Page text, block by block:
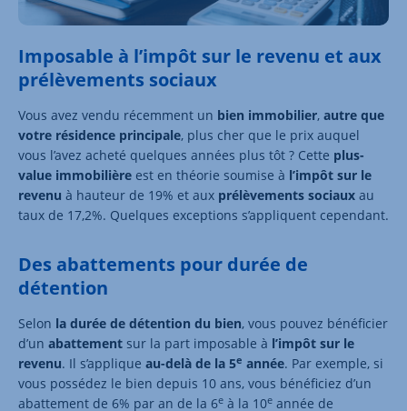
Imposable à l’impôt sur le revenu et aux
prélèvements sociaux
Vous avez vendu récemment un bien immobilier, autre que
votre résidence principale, plus cher que le prix auquel
vous l’avez acheté quelques années plus tôt ? Cette plus-
value immobilière est en théorie soumise à l’impôt sur le
revenu à hauteur de 19% et aux prélèvements sociaux au
taux de 17,2%. Quelques exceptions s’appliquent cependant.
Des abattements pour durée de
détention
Selon la durée de détention du bien, vous pouvez bénéficier
d’un abattement sur la part imposable à l’impôt sur le
revenu. Il s’applique au-delà de la 5e année. Par exemple, si
vous possédez le bien depuis 10 ans, vous bénéficiez d’un
abattement de 6% par an de la 6e à la 10e année de